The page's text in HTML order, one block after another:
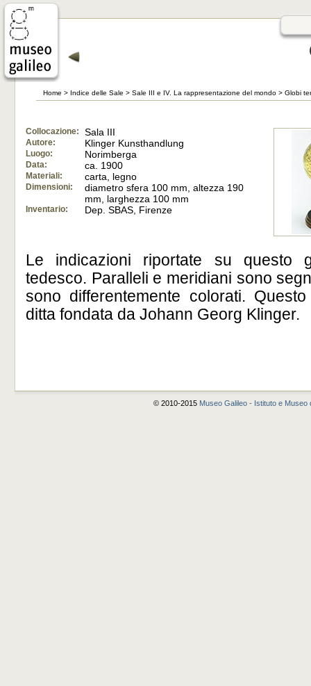
Home > Indice delle Sale > Sale III e IV. La rappresentazione del mondo > Globi
Collocazione: Sala III
Autore: Klinger Kunsthandlung
Luogo: Norimberga
Data: ca. 1900
Materiali: carta, legno
Dimensioni:
diametro sfera 100 mm, altezza 190
mm, larghezza 100 mm
Inventario: Dep. SBAS, Firenze
Le indicazioni riportate su questo
tedesco. Paralleli e meridiani sono
sono differentemente colorati.
ditta fondata da Johann Georg Klinger.
© 2010-2015 Museo Galileo - Istituto e Museo